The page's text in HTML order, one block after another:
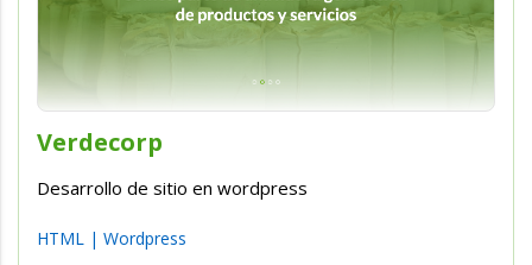
Verdecorp
Desarrollo de sitio en wordpress
HTML | Wordpress